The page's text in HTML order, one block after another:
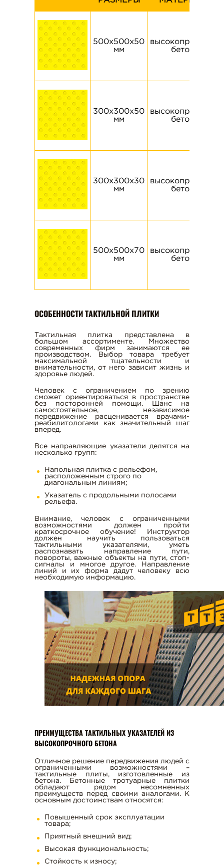
500х500х50
мм
высокопрочный
бетон
300х300х50
мм
высокопрочный
бетон
300х300х30
мм
высокопрочный
бетон
500х500х70
мм
высокопрочный
бетон
ОСОБЕННОСТИ ТАКТИЛЬНОЙ ПЛИТКИ
Тактильная плитка представлена в
большом ассортименте. Множество
современных фирм занимаются ее
производством. Выбор товара требует
максимальной тщательности и
внимательности, от него зависит жизнь и
здоровье людей.
Человек с ограничением по зрению
сможет ориентироваться в пространстве
без посторонней помощи. Шанс на
самостоятельное, независимое
передвижение расценивается врачами-
реабилитологами как значительный шаг
вперед.
Все направляющие указатели делятся на
несколько групп:
Напольная плитка с рельефом,
расположенным строго по
диагональным линиям;
Указатель с продольными полосами
рельефа.
Внимание, человек с ограниченными
возможностями должен пройти
краткосрочное обучение! Инструктор
должен научить пользоваться
тактильными указателями, уметь
распознавать направление пути,
повороты, важные объекты на пути, стоп-
сигналы и многое другое. Направление
линий и их форма дадут человеку всю
необходимую информацию.
ПРЕИМУЩЕСТВА ТАКТИЛЬНЫХ УКАЗАТЕЛЕЙ ИЗ
ВЫСОКОПРОЧНОГО БЕТОНА
Отличное решение передвижения людей с
ограниченными возможностями –
тактильные плиты, изготовленные из
бетона. Бетонные тротуарные плитки
обладают рядом несомненных
преимуществ перед своими аналогами. К
основным достоинствам относятся:
Повышенный срок эксплуатации
товара;
Приятный внешний вид;
Высокая функциональность;
Стойкость к износу;